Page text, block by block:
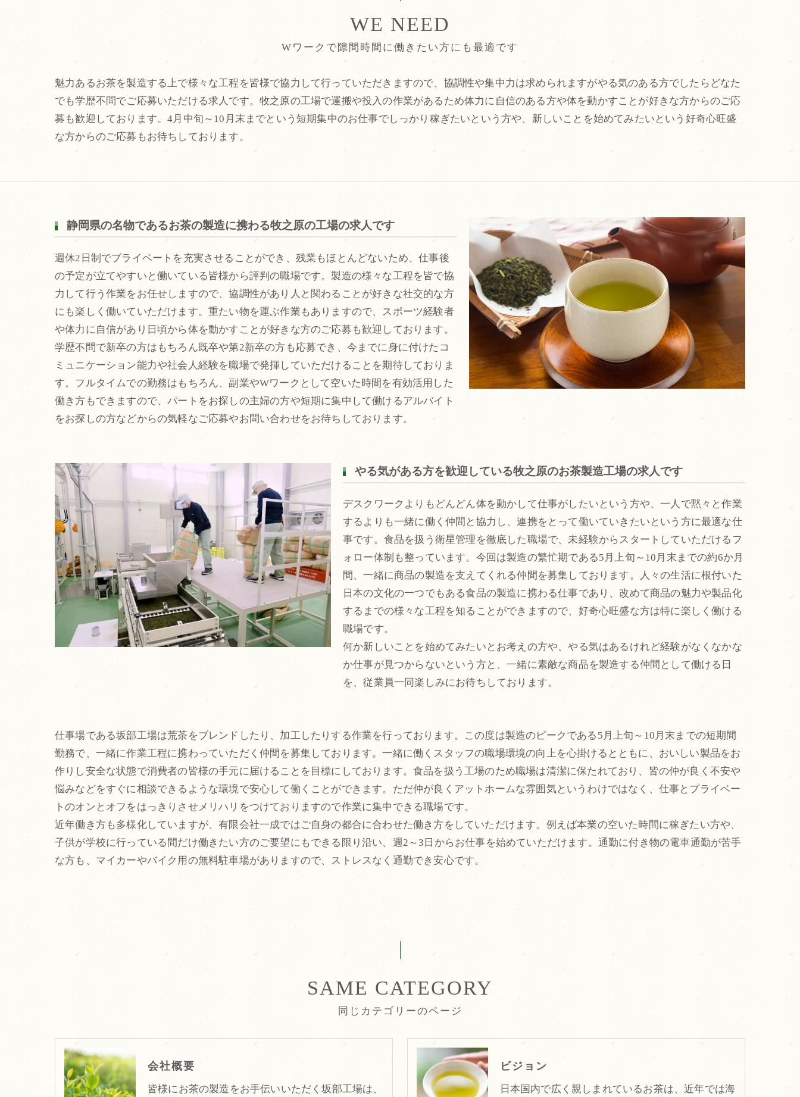
Wワークで隙間時間に働きたい方にも最適です
WE NEED
魅力あるお茶を製造する上で様々な工程を皆様で協力して行っていただきますので、協調性や集中力は求められますがやる気のある方でしたらどなた
でも学歴不問でご応募いただける求人です。牧之原の工場で運搬や投入の作業があるため体力に自信のある方や体を動かすことが好きな方からのご応
募も歓迎しております。4月中旬～10月末までという短期集中のお仕事でしっかり稼ぎたいという方や、新しいことを始めてみたいという好奇心旺盛
な方からのご応募もお待ちしております。
静岡県の名物であるお茶の製造に携わる牧之原の工場の求人です
週休2日制でプライベートを充実させることができ、残業もほとんどないため、仕事後
の予定が立てやすいと働いている皆様から評判の職場です。製造の様々な工程を皆で協
力して行う作業をお任せしますので、協調性があり人と関わることが好きな社交的な方
にも楽しく働いていただけます。重たい物を運ぶ作業もありますので、スポーツ経験者
や体力に自信があり日頃から体を動かすことが好きな方のご応募も歓迎しております。
学歴不問で新卒の方はもちろん既卒や第2新卒の方も応募でき、今までに身に付けたコ
ミュニケーション能力や社会人経験を職場で発揮していただけることを期待しておりま
す。フルタイムでの勤務はもちろん、副業やWワークとして空いた時間を有効活用した
働き方もできますので、パートをお探しの主婦の方や短期に集中して働けるアルバイト
をお探しの方などからの気軽なご応募やお問い合わせをお待ちしております。
やる気がある方を歓迎している牧之原のお茶製造工場の求人です
デスクワークよりもどんどん体を動かして仕事がしたいという方や、一人で黙々と作業
するよりも一緒に働く仲間と協力し、連携をとって働いていきたいという方に最適な仕
事です。食品を扱う衛星管理を徹底した職場で、未経験からスタートしていただけるフ
ォロー体制も整っています。今回は製造の繁忙期である5月上旬～10月末までの約6か月
間、一緒に商品の製造を支えてくれる仲間を募集しております。人々の生活に根付いた
日本の文化の一つでもある食品の製造に携わる仕事であり、改めて商品の魅力や製品化
するまでの様々な工程を知ることができますので、好奇心旺盛な方は特に楽しく働ける
職場です。
何か新しいことを始めてみたいとお考えの方や、やる気はあるけれど経験がなくなかな
か仕事が見つからないという方と、一緒に素敵な商品を製造する仲間として働ける日
を、従業員一同楽しみにお待ちしております。
仕事場である坂部工場は荒茶をブレンドしたり、加工したりする作業を行っております。この度は製造のピークである5月上旬～10月末までの短期間
勤務で、一緒に作業工程に携わっていただく仲間を募集しております。一緒に働くスタッフの職場環境の向上を心掛けるとともに、おいしい製品をお
作りし安全な状態で消費者の皆様の手元に届けることを目標にしております。食品を扱う工場のため職場は清潔に保たれており、皆の仲が良く不安や
悩みなどをすぐに相談できるような環境で安心して働くことができます。ただ仲が良くアットホームな雰囲気というわけではなく、仕事とプライベー
トのオンとオフをはっきりさせメリハリをつけておりますので作業に集中できる職場です。
近年働き方も多様化していますが、有限会社一成ではご自身の都合に合わせた働き方をしていただけます。例えば本業の空いた時間に稼ぎたい方や、
子供が学校に行っている間だけ働きたい方のご要望にもできる限り沿い、週2～3日からお仕事を始めていただけます。通勤に付き物の電車通勤が苦手
な方も、マイカーやバイク用の無料駐車場がありますので、ストレスなく通勤でき安心です。
同じカテゴリーのページ
SAME CATEGORY
会社概要
皆様にお茶の製造をお手伝いいただく坂部工場は、
ビジョン
日本国内で広く親しまれているお茶は、近年では海